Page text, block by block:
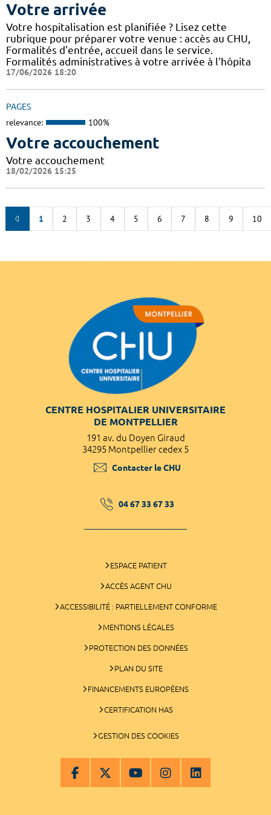
Votre arrivée
Votre hospitalisation est planifiée ? Lisez cette
rubrique pour préparer votre venue : accès au CHU,
Formalités d'entrée, accueil dans le service.
Formalités administratives à votre arrivée à l'hôpita
17/06/2026 18:20
PAGES
relevance: 100%
Votre accouchement
Votre accouchement
18/02/2026 15:25
1 2 3 4 5 6 7 8 9 10
CENTRE HOSPITALIER UNIVERSITAIRE
DE MONTPELLIER
191 av. du Doyen Giraud
34295 Montpellier cedex 5
Contacter le CHU
04 67 33 67 33
ESPACE PATIENT
ACCÈS AGENT CHU
ACCESSIBILITÉ : PARTIELLEMENT CONFORME
MENTIONS LÉGALES
PROTECTION DES DONNÉES
PLAN DU SITE
FINANCEMENTS EUROPÉENS
CERTIFICATION HAS
GESTION DES COOKIES